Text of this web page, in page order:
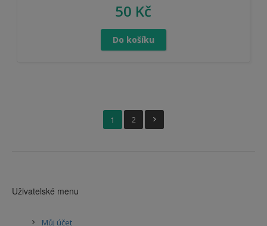
50 Kč
Do košíku
1 2
Uživatelské menu
Můj účet